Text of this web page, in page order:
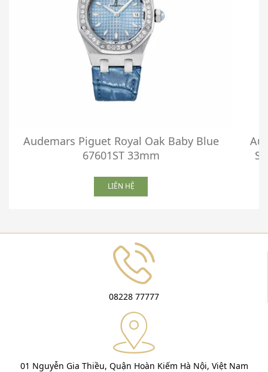
Audemars Piguet Royal Oak Baby Blue
67601ST 33mm
LIÊN HỆ
08228 77777
01 Nguyễn Gia Thiều, Quận Hoàn Kiếm Hà Nội, Việt Nam